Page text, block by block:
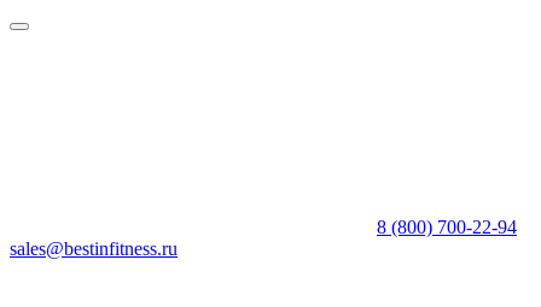
8 (800) 700-22-94
sales@bestinfitness.ru